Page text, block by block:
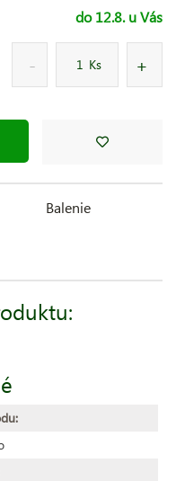
do 12.8. u Vás
Ks
Balenie